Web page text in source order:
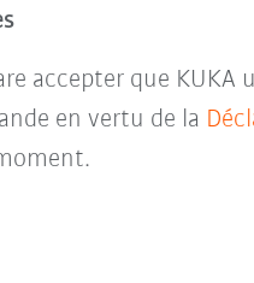
accepter que
en vertu de la